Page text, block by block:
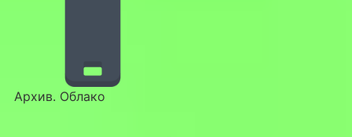
Архив. Облако